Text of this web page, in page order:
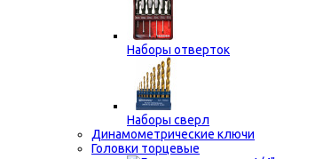
Наборы отверток
Наборы сверл
Динамометрические ключи
Головки торцевые